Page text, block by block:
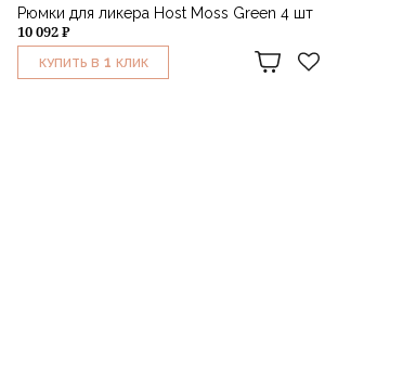
Рюмки для ликера Host Moss Green 4 шт
10 092 ₽
КУПИТЬ В 1 КЛИК